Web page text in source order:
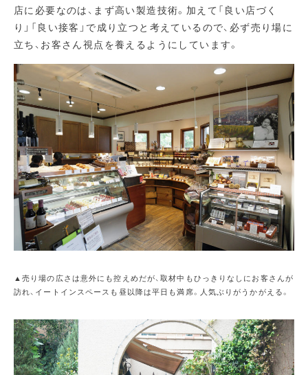
店に必要なのは、まず高い製造技術。加えて「良い店づく
り」「良い接客」で成り立つと考えているので、必ず売り場に
立ち、お客さん視点を養えるようにしています。
▲売り場の広さは意外にも控えめだが、取材中もひっきりなしにお客さんが
訪れ、イートインスペースも昼以降は平日も満席。人気ぶりがうかがえる。